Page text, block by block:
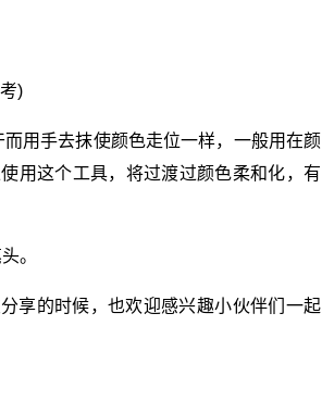
)
用手去抹使颜色走位一样，一般用在颜
用这个工具，将过渡过颜色柔和化，有
。
享的时候，也欢迎感兴趣小伙伴们一起